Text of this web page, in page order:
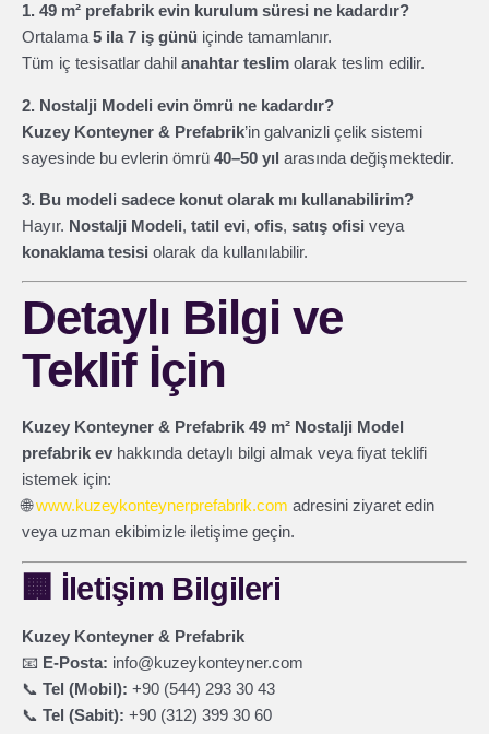
1. 49 m² prefabrik evin kurulum süresi ne kadardır?
Ortalama 5 ila 7 iş günü içinde tamamlanır.
Tüm iç tesisatlar dahil anahtar teslim olarak teslim edilir.
2. Nostalji Modeli evin ömrü ne kadardır?
Kuzey Konteyner & Prefabrik’in galvanizli çelik sistemi
sayesinde bu evlerin ömrü 40–50 yıl arasında değişmektedir.
3. Bu modeli sadece konut olarak mı kullanabilirim?
Hayır. Nostalji Modeli, tatil evi, ofis, satış ofisi veya
konaklama tesisi olarak da kullanılabilir.
Detaylı Bilgi ve
Teklif İçin
Kuzey Konteyner & Prefabrik 49 m² Nostalji Model
prefabrik ev hakkında detaylı bilgi almak veya fiyat teklifi
istemek için:
🌐www.kuzeykonteynerprefabrik.com adresini ziyaret edin
veya uzman ekibimizle iletişime geçin.
🏢 İletişim Bilgileri
Kuzey Konteyner & Prefabrik
📧 E-Posta: info@kuzeykonteyner.com
📞 Tel (Mobil): +90 (544) 293 30 43
📞 Tel (Sabit): +90 (312) 399 30 60